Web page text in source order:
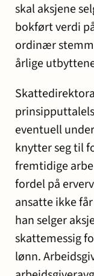
skal aksjene
bokført verdi
ordinær
årlige
eventuell
knytter seg til
fremtidige
fordel på
ansatte ikke
han selger
skattemessig
lønn.